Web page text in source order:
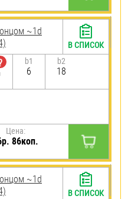
~1d
b1
6
b2
18
Цена:
86коп.
В СПИСОК
~1d
В СПИСОК